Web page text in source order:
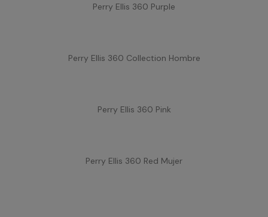
Perry Ellis 360 Purple
Perry Ellis 360 Collection Hombre
Perry Ellis 360 Pink
Perry Ellis 360 Red Mujer